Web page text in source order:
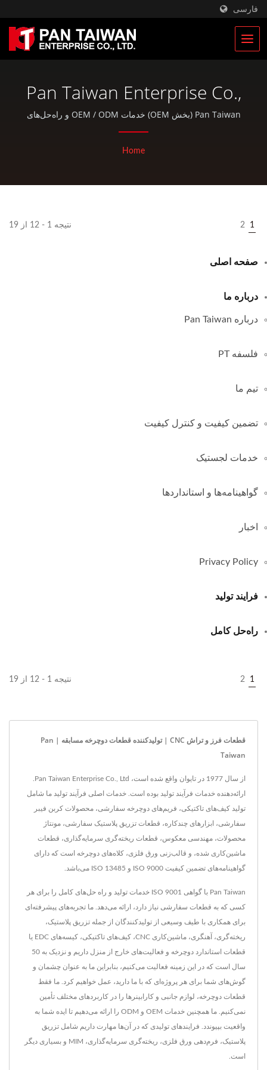
فارسی
Pan Taiwan Enterprise Co.,
Ltd.
Pan Taiwan (بخش OEM) خدمات OEM / ODM و راه‌حل‌های
کامل برای قطعات دوچرخه و محصولات خارج از منزل را ارائه
می‌کنیم.
Home
نتیجه 1 - 12 از 19 1
2
صفحه اصلی
درباره ما
درباره Pan Taiwan
فلسفه PT
تیم ما
تضمین کیفیت و کنترل کیفیت
خدمات لجستیک
گواهینامه‌ها و استانداردها
اخبار
Privacy Policy
فرایند تولید
راه‌حل کامل
نتیجه 1 - 12 از 19 1
2
قطعات فرز و تراش CNC | تولیدکننده قطعات دوچرخه مسابقه | Pan
Taiwan
ارائه‌دهنده خدمات فرآیند تولید بوده است. خدمات اصلی فرآیند تولید ما شامل
تولید کیف‌های تاکتیکی، فریم‌های دوچرخه سفارشی، محصولات کربن فیبر
سفارشی، ابزارهای چندکاره، قطعات تزریق پلاستیک سفارشی، مونتاژ
محصولات، مهندسی معکوس، قطعات ریخته‌گری سرمایه‌گذاری، قطعات
ماشین‌کاری شده، و قالب‌زنی ورق فلزی، کلاه‌های دوچرخه است که دارای
گواهینامه‌های تضمین کیفیت ISO 9000 و ISO 13485 می‌باشد.
Pan Taiwan با گواهی ISO 9001 خدمات تولید و راه حل‌های کامل را برای هر
کسی که به قطعات سفارشی نیاز دارد، ارائه می‌دهد. ما تجربه‌های پیشرفته‌ای
برای همکاری با طیف وسیعی از تولیدکنندگان از جمله تزریق پلاستیک،
ریخته‌گری، آهنگری، ماشین‌کاری CNC، کیف‌های تاکتیکی، کیسه‌های EDC یا
قطعات استاندارد دوچرخه و فعالیت‌های خارج از منزل داریم و نزدیک به 50
سال است که در این زمینه فعالیت می‌کنیم، بنابراین ما به عنوان چشمان و
گوش‌های شما برای هر پروژه‌ای که با ما دارید، عمل خواهیم کرد. ما فقط
قطعات دوچرخه، لوازم جانبی و کارابینرها را در کاربردهای مختلف تأمین
نمی‌کنیم. ما همچنین خدمات OEM و ODM را ارائه می‌دهیم تا ایده شما به
واقعیت بپیوندد. فرایندهای تولیدی که در آن‌ها مهارت داریم شامل تزریق
پلاستیک، فرم‌دهی ورق فلزی، ریخته‌گری سرمایه‌گذاری، MIM و بسیاری دیگر
است.